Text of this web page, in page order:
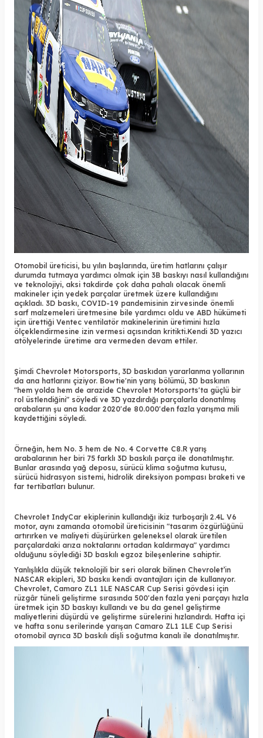
Otomobil üreticisi, bu yılın başlarında, üretim hatlarını çalışır
durumda tutmaya yardımcı olmak için 3B baskıyı nasıl kullandığını
ve teknolojiyi, aksi takdirde çok daha pahalı olacak önemli
makineler için yedek parçalar üretmek üzere kullandığını
açıkladı. 3D baskı, COVID-19 pandemisinin zirvesinde önemli
sarf malzemeleri üretmesine bile yardımcı oldu ve ABD hükümeti
için ürettiği Ventec ventilatör makinelerinin üretimini hızla
ölçeklendirmesine izin vermesi açısından kritikti.Kendi 3D yazıcı
atölyelerinde üretime ara vermeden devam ettiler.
Şimdi Chevrolet Motorsports, 3D baskıdan yararlanma yollarının
da ana hatlarını çiziyor. Bowtie'nin yarış bölümü, 3D baskının
"hem yolda hem de arazide Chevrolet Motorsports'ta güçlü bir
rol üstlendiğini" söyledi ve 3D yazdırdığı parçalarla donatılmış
arabaların şu ana kadar 2020'de 80.000'den fazla yarışma mili
kaydettiğini söyledi.
Örneğin, hem No. 3 hem de No. 4 Corvette C8.R yarış
arabalarının her biri 75 farklı 3D baskılı parça ile donatılmıştır.
Bunlar arasında yağ deposu, sürücü klima soğutma kutusu,
sürücü hidrasyon sistemi, hidrolik direksiyon pompası braketi ve
far tertibatları bulunur.
Chevrolet IndyCar ekiplerinin kullandığı ikiz turboşarjlı 2.4L V6
motor, aynı zamanda otomobil üreticisinin "tasarım özgürlüğünü
artırırken ve maliyeti düşürürken geleneksel olarak üretilen
parçalardaki arıza noktalarını ortadan kaldırmaya" yardımcı
olduğunu söylediği 3D baskılı egzoz bileşenlerine sahiptir.
Yanlışlıkla düşük teknolojili bir seri olarak bilinen Chevrolet’in
NASCAR ekipleri, 3D baskıı kendi avantajları için de kullanıyor.
Chevrolet, Camaro ZL1 1LE NASCAR Cup Serisi gövdesi için
rüzgâr tüneli geliştirme sırasında 500'den fazla yeni parçayı hızla
üretmek için 3D baskıyı kullandı ve bu da genel geliştirme
maliyetlerini düşürdü ve geliştirme sürelerini hızlandırdı. Hafta içi
ve hafta sonu serilerinde yarışan Camaro ZL1 1LE Cup Serisi
otomobil ayrıca 3D baskılı dişli soğutma kanalı ile donatılmıştır.